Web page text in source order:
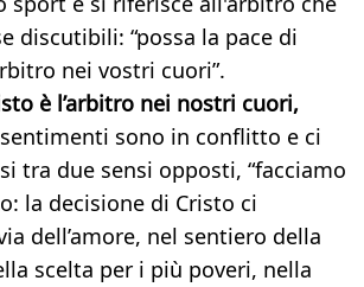
discutibili: “possa la pace di
nei vostri cuori”.
è l’arbitro nei nostri cuori,
sono in conflitto e ci
tra due sensi opposti, “facciamo
la decisione di Cristo ci
dell’amore, nel sentiero della
scelta per i più poveri, nella